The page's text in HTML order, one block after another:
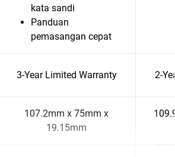
kata sandi
Panduan
pemasangan cepat
3-Year Limited Warranty 2-
107.2mm x 75mm x
19.15mm